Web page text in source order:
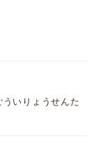
いりょうせんた